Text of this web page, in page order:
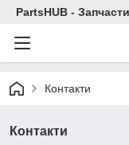
PartsHUB -
Контакти
Контакти